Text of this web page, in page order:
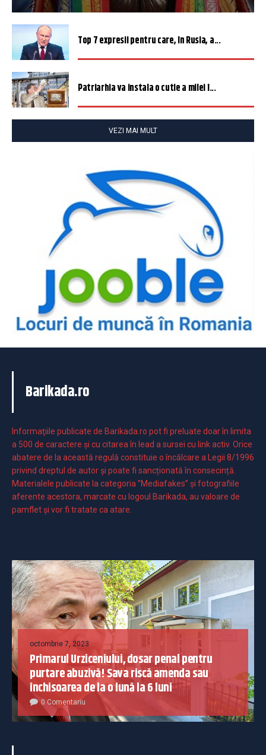
Top 7 expresii pentru care, în Rusia, a...
Patriarhia va instala o cutie a milei î...
VEZI MAI MULT
Barikada.ro
Informaţiile publicate de Barikada.ro pot fi preluate doar în limita
a 500 de caractere şi cu citarea în lead a sursei cu link activ. Orice
abatere de la această regulă constituie o încălcare a Legii 8/1996
privind dreptul de autor și poate fi sancționată în consecință.
Materialele publicate la categoria ”Mediafakes” și fotografiile
aferente acestora, marcate cu logoul Barikada, au valoare de
pamflet și vor fi tratate ca atare.
octombrie 7, 2023
Primarul Urziceniului, dosar penal pentru
purtare abuzivă! Sava riscă amenda sau
închisoarea de la o lună la 6 luni
0 Comentariu